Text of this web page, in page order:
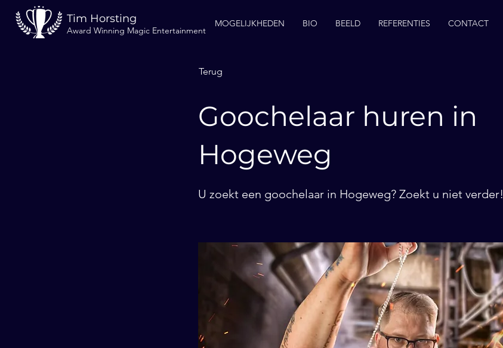
Tim Horsting
Award Winning Magic Entertainment
MOGELIJKHEDEN BIO BEELD REFERENTIES CONTACT
Terug
Goochelaar huren in
Hogeweg
U zoekt een goochelaar in Hogeweg? Zoekt u niet verder!